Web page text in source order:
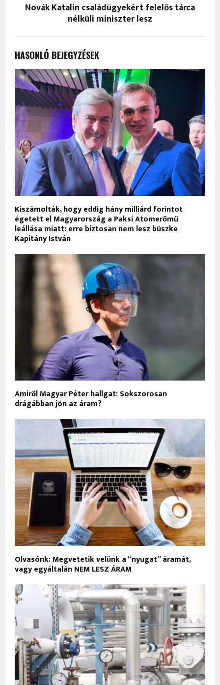
Novák Katalin családügyekért felelős tárca
nélküli miniszter lesz
HASONLÓ BEJEGYZÉSEK
Kiszámolták, hogy eddig hány milliárd forintot
égetett el Magyarország a Paksi Atomerőmű
leállása miatt: erre biztosan nem lesz büszke
Kapitány István
Amiről Magyar Péter hallgat: Sokszorosan
drágábban jön az áram?
Olvasónk: Megvetetik velünk a “nyugat” áramát,
vagy egyáltalán NEM LESZ ÁRAM